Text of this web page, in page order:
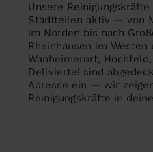
Unsere
Stadtteilen aktiv — von
im Norden bis nach
Rheinhausen im Westen
Wanheimerort,
Dellviertel sind
Adresse ein — wir
Reinigungskräfte in